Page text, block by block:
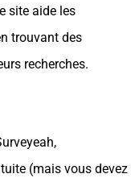
site aide les
trouvant des
recherches.
(mais vous devez